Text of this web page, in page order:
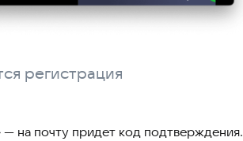
регистрация
на почту придет код подтверждения.